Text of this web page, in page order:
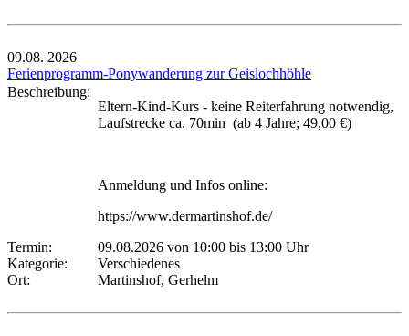
09.08. 2026
Ferienprogramm-Ponywanderung zur Geislochhöhle
Beschreibung:
Eltern-Kind-Kurs - keine Reiterfahrung notwendig,
Laufstrecke ca. 70min (ab 4 Jahre; 49,00 €)
Anmeldung und Infos online:
https://www.dermartinshof.de/
Termin:
09.08.2026 von 10:00 bis 13:00 Uhr
Kategorie:
Verschiedenes
Ort:
Martinshof, Gerhelm